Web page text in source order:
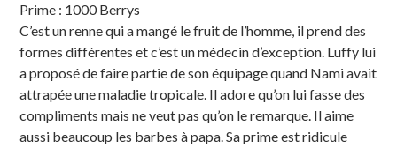
Prime : 1000 Berrys
C’est un renne qui a mangé le fruit de l’homme, il prend des
formes différentes et c’est un médecin d’exception. Luffy lui
a proposé de faire partie de son équipage quand Nami avait
attrapée une maladie tropicale. Il adore qu’on lui fasse des
compliments mais ne veut pas qu’on le remarque. Il aime
aussi beaucoup les barbes à papa. Sa prime est ridicule